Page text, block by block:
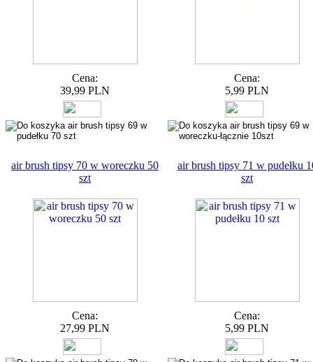
Cena:
39,99 PLN
Cena:
5,99 PLN
air brush tipsy 70 w woreczku 50
szt
Cena:
27,99 PLN
air brush tipsy 71 w pudełku
szt
Cena:
5,99 PLN